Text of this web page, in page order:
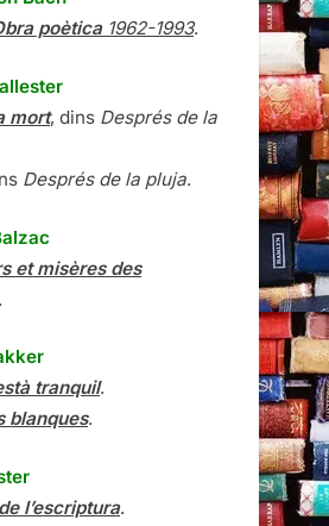
poètica1962-1993.
mort, dins Després de la
Després de la pluja.
et misères des
tranquil.
blanques.
l’escriptura.